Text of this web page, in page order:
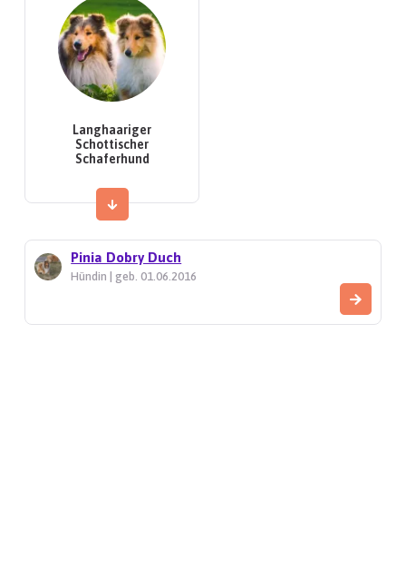
Langhaariger
Schottischer
Schaferhund
Pinia Dobry Duch
Hündin | geb. 01.06.2016